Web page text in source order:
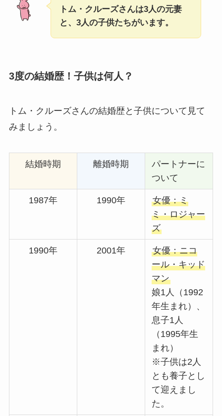
トム・クルーズさんは3人の元妻
と、3人の子供たちがいます。
3度の結婚歴！子供は何人？
トム・クルーズさんの結婚歴と子供について見て
みましょう。
結婚時期 離婚時期
パートナーに
ついて
1987年 1990年
女優：ミ
ミ・ロジャー
ズ
1990年 2001年
女優：ニコ
ール・キッド
マン
娘1人（1992
年生まれ）、
息子1人
（1995年生
まれ）
※子供は2人
とも養子とし
て迎えまし
た。